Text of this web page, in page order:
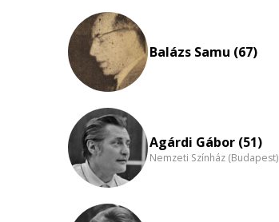
Balázs Samu (67)
Agárdi Gábor (51)
Nemzeti Színház (Budapest)